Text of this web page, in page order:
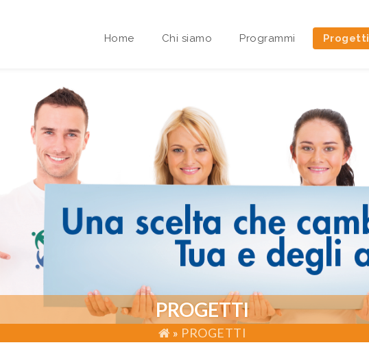
Home Chi siamo
Area riservata Sedi Territoriali
Programmi Progetti
PROGETTI
» PROGETTI